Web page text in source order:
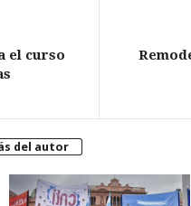
el curso
del autor